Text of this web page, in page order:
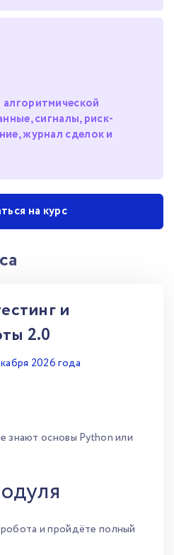
сигналы, риск-
журнал сделок и
на курс
и
2.0
2026 года
знают основы Python или
и пройдёте полный